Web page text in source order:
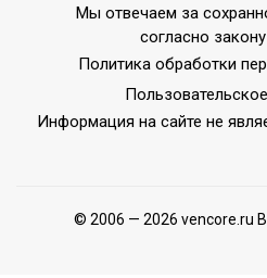
Мы отвечаем за
согласно
Политика обработки
Информация на сайте не
© 2006 — 2026 vencore.ru